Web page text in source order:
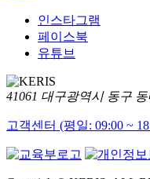
인스타그램
페이스북
유튜브
41061 대구광역시 동구
고객센터 (평일: 09:00 ~